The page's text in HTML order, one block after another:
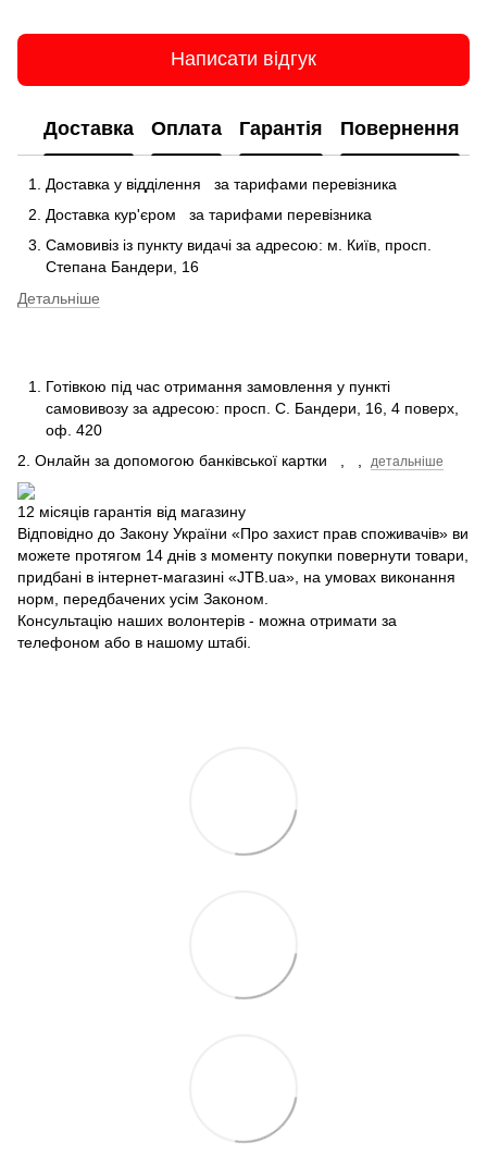
Написати відгук
Доставка Оплата Гарантія Повернення
Доставка у відділення
за тарифами перевізника
Доставка кур'єром
за тарифами перевізника
Самовивіз із пункту видачі за адресою: м. Київ, просп.
Степана Бандери, 16
Детальніше
Готівкою під час отримання замовлення у пункті
самовивозу за адресою: просп. С. Бандери, 16, 4 поверх,
оф. 420
2. Онлайн за допомогою банківської картки
детальніше
12 місяців гарантія від магазину
Відповідно до Закону України «Про захист прав споживачів» ви
можете протягом 14 днів з моменту покупки повернути товари,
придбані в інтернет-магазині «JTB.ua», на умовах виконання
норм, передбачених усім Законом.
Консультацію наших волонтерів - можна отримати за
телефоном або в нашому штабі.